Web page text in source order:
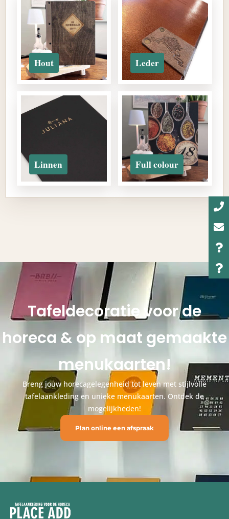
Tafeldecoratie voor de
horeca & op maat gemaakte
menukaarten!
Breng jouw horecagelegenheid tot leven met stijlvolle
tafelaankleding en unieke menukaarten. Ontdek de
mogelijkheden!
Plan online een afspraak